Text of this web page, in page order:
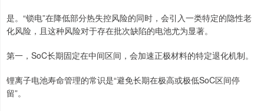
是。“锁电”在降低部分热失控风险的同时，会引入一类特定的隐性老
化风险，且这种风险对于存在批次缺陷的电池尤为显著。
第一，SoC长期固定在中间区间，会加速正极材料的特定退化机制。
锂离子电池寿命管理的常识是“避免长期在极高或极低SoC区间停
留”。